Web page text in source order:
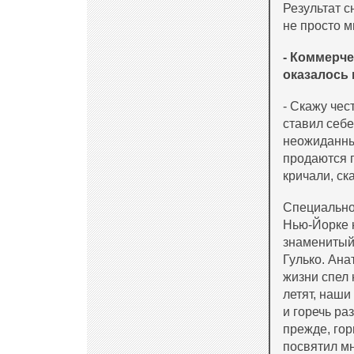
Результат
не просто
-
- Скажу
ставил
продаются
кричали,
Нью-Йорке
Гулько.
жизни спел
летят,
и горечь
прежде,
посвятил